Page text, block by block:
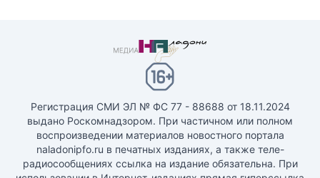
Регистрация СМИ ЭЛ № ФС 77 - 88688 от 18.11.2024
выдано Роскомнадзором. При частичном или полном
воспроизведении материалов новостного портала
naladonipfo.ru в печатных изданиях, а также теле-
радиосообщениях ссылка на издание обязательна. При